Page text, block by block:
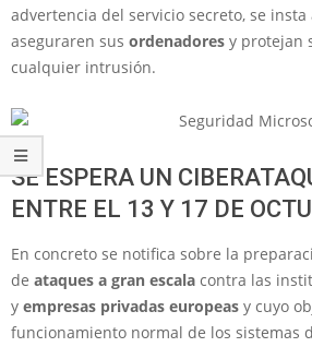
advertencia del servicio secreto, se
aseguraren sus ordenadores y protejan
cualquier intrusión.
SE ESPERA UN
ENTRE EL 13 Y 17 DE
En concreto se notifica sobre la
de ataques a gran escala contra las
y empresas privadas europeas y cuyo
funcionamiento normal de los sistemas